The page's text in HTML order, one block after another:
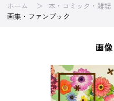
ホーム 本・コミック・雑誌
画集・ファンブック
画